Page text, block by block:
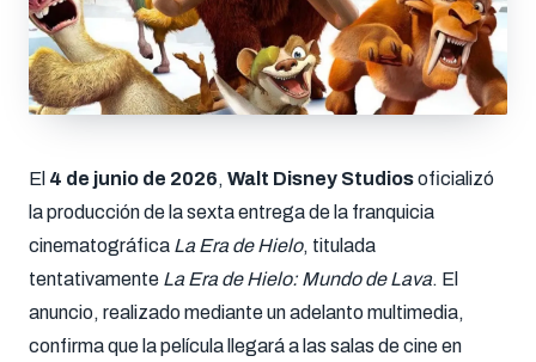
El 4 de junio de 2026, Walt Disney Studiosoficializó
la producción de la sexta entrega de la franquicia
cinematográfica La Era de Hielo, titulada
tentativamente La Era de Hielo: Mundo de Lava. El
anuncio, realizado mediante un adelanto multimedia,
confirma que la película llegará a las salas de cine en